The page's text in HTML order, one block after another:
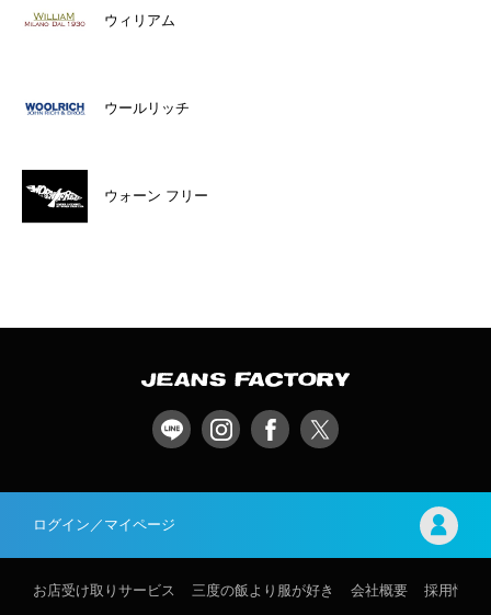
ウィリアム
ウールリッチ
ウォーン フリー
ログイン／マイページ
お店受け取りサービス 三度の飯より服が好き 会社概要 採用情報